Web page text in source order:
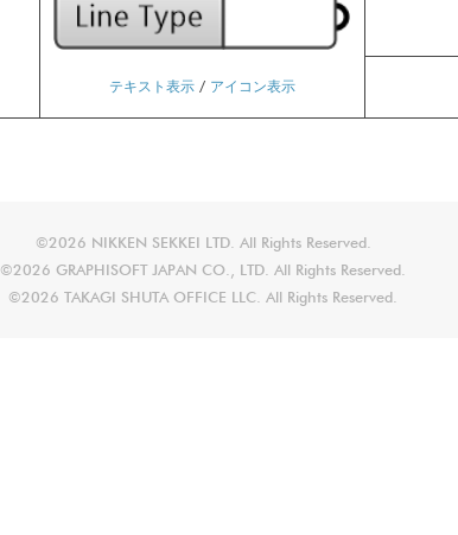
テキスト表示/ アイコン表示
©2026 NIKKEN SEKKEI LTD. All Rights Reserved.
©2026 GRAPHISOFT JAPAN CO., LTD. All Rights Reserved.
©2026 TAKAGI SHUTA OFFICE LLC. All Rights Reserved.